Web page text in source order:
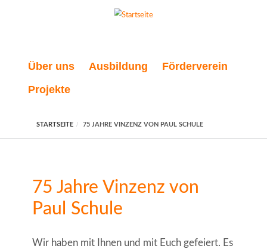
Über uns Ausbildung
Förderverein
Projekte
STARTSEITE 75 JAHRE VINZENZ VON PAUL SCHULE
75 Jahre Vinzenz von
Paul Schule
Wir haben mit Ihnen und mit Euch gefeiert. Es